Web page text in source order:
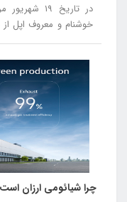
خوشنام و معروف اپل
چرا شیائومی ارزان